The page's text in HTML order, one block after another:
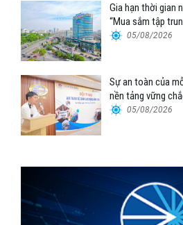
Gia hạn thời gian
“Mua sắm tập
Tổng công ty
05/08/2026
Sự an toàn của
nền tảng vững
Cảng Đà Nẵng
05/08/2026